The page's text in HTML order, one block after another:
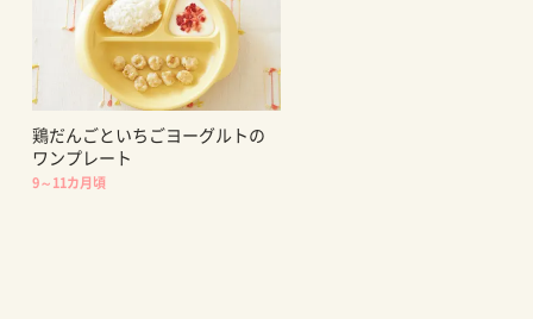
鶏だんごといちごヨーグルトの
ワンプレート
9～11カ月頃